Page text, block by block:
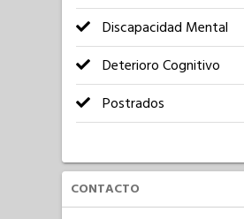
Discapacidad Mental
Deterioro Cognitivo
Postrados
CONTACTO